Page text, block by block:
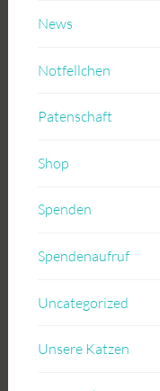
News
Notfellchen
Patenschaft
Shop
Spenden
Spendenaufruf
Uncategorized
Unsere Katzen